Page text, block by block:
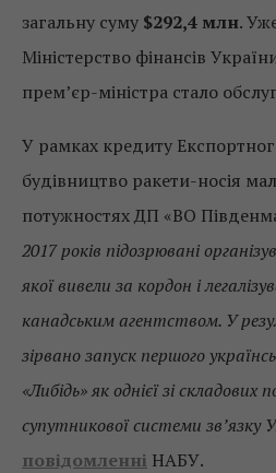
загальну суму $292,4 млн.
Міністерство фінансів
прем’єр-міністра стало
У рамках кредиту
будівництво ракети-носія
потужностях ДП «ВО
2017 років підозрювані
якої вивели за кордон і
канадським агентством. У
зірвано запуск першого
«Либідь» як однієї зі складових
супутникової системи зв’язку
повідомленні НАБУ.